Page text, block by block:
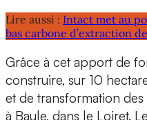
Lire aussi : Intact met au
bas carbone d’extraction
Grâce à cet apport de
construire, sur 10
et de transformation des
à Baule, dans le Loiret.